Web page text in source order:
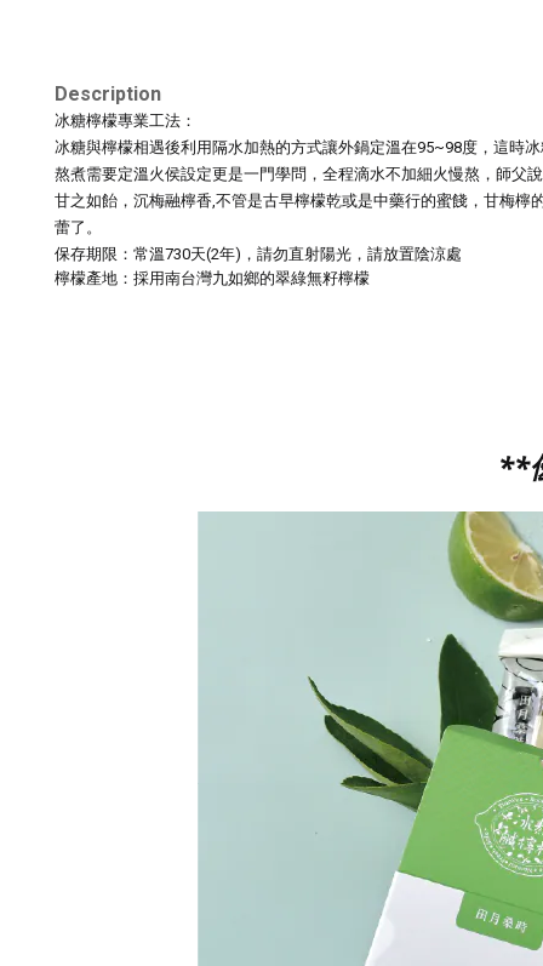
Description
冰糖檸檬專業工法：
冰糖與檸檬相遇後利用隔水加熱的方式讓外鍋定溫在95~98度， 這時
熬煮需要定溫火侯設定更是一門學問，全程滴水不加細火慢熬， 師父
甘之如飴，沉梅融檸香,不管是古早檸檬乾或是中藥行的蜜餞，甘梅
蕾了。
保存期限：常溫730天(2年)，請勿直射陽光，請放置陰涼處
檸檬產地： 採用南台灣九如鄉的翠綠無籽檸檬
**